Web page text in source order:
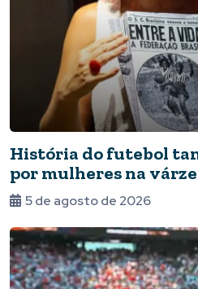
História do futebol
por mulheres na
deixaram de jogar’
5 de agosto de 2026